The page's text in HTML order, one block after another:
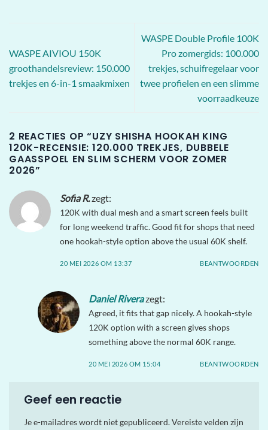
WASPE AIVIOU 150K
groothandelsreview: 150.000
trekjes en 6-in-1 smaakmixen
WASPE Double Profile 100K
Pro zomergids: 100.000
trekjes, schuifregelaar voor
twee profielen en een slimme
voorraadkeuze
2 REACTIES OP “UZY SHISHA HOOKAH KING
120K-RECENSIE: 120.000 TREKJES, DUBBELE
GAASSPOEL EN SLIM SCHERM VOOR ZOMER
2026”
Sofia R.zegt:
120K with dual mesh and a smart screen feels built
for long weekend traffic. Good fit for shops that need
one hookah-style option above the usual 60K shelf.
20 MEI 2026 OM 13:37 BEANTWOORDEN
Daniel Riverazegt:
Agreed, it fits that gap nicely. A hookah-style
120K option with a screen gives shops
something above the normal 60K range.
20 MEI 2026 OM 15:04 BEANTWOORDEN
Geef een reactie
Je e-mailadres wordt niet gepubliceerd.Vereiste velden zijn